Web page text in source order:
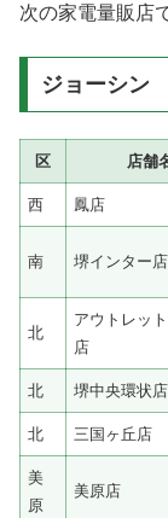
次の家電量販店
ジョーシン
区 店舗
西 鳳店
南 堺インター店
北
アウトレッ
店
北 堺中央環状店
北 三国ヶ丘店
美
原
美原店